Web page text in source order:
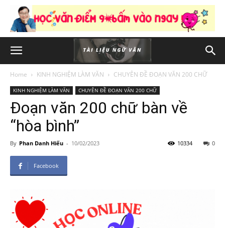
Home KINH NGHIỆM LÀM VĂN CHUYÊN ĐỀ ĐOẠN VĂN 200 CHỮ
KINH NGHIỆM LÀM VĂN CHUYÊN ĐỀ ĐOẠN VĂN 200 CHỮ
Đoạn văn 200 chữ bàn về
“hòa bình”
By Phan Danh Hiếu - 10/02/2023 0
10334
Facebook